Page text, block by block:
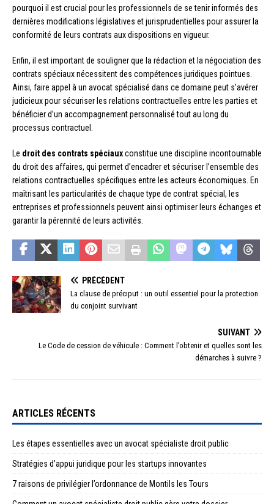
pourquoi il est crucial pour les professionnels de se tenir informés des
dernières modifications législatives et jurisprudentielles pour assurer la
conformité de leurs contrats aux dispositions en vigueur.
Enfin, il est important de souligner que la rédaction et la négociation des
contrats spéciaux nécessitent des compétences juridiques pointues.
Ainsi, faire appel à un avocat spécialisé dans ce domaine peut s’avérer
judicieux pour sécuriser les relations contractuelles entre les parties et
bénéficier d’un accompagnement personnalisé tout au long du
processus contractuel.
Le droit des contrats spéciauxconstitue une discipline incontournable
du droit des affaires, qui permet d’encadrer et sécuriser l’ensemble des
relations contractuelles spécifiques entre les acteurs économiques. En
maîtrisant les particularités de chaque type de contrat spécial, les
entreprises et professionnels peuvent ainsi optimiser leurs échanges et
garantir la pérennité de leurs activités.
PRÉCÉDENT
La clause de préciput : un outil essentiel pour la protection
du conjoint survivant
SUIVANT
Le Code de cession de véhicule : Comment l’obtenir et quelles sont les
démarches à suivre ?
ARTICLES RÉCENTS
Les étapes essentielles avec un avocat spécialiste droit public
Stratégies d’appui juridique pour les startups innovantes
7 raisons de privilégier l’ordonnance de Montils les Tours